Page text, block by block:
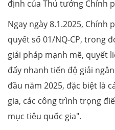
định của Thủ tướng Chính
Ngay ngày 8.1.2025, Chính
quyết số 01/NQ-CP, trong
giải pháp mạnh mẽ, quyết
đẩy nhanh tiến độ giải
đầu năm 2025, đặc biệt là
gia, các công trình trọng
mục tiêu quốc gia".